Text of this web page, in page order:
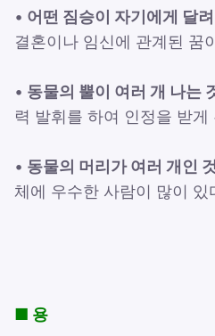
• 어떤 짐승이 자기에게 달
결혼이나 임신에 관계된 꿈
• 동물의 뿔이 여러 개 나는
력 발휘를 하여 인정을 받게
• 동물의 머리가 여러 개인
체에 우수한 사람이 많이 있
■ 용